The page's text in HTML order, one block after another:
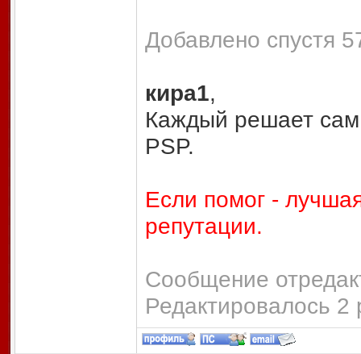
Добавлено спустя
кира1,
Каждый решает
PSP.
Если помог -
репутации.
Сообщение
Редактировалось 2